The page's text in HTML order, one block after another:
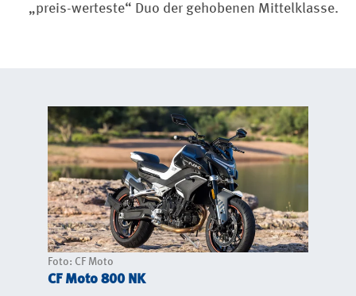
„preis-werteste“ Duo der gehobenen Mittelklasse.
Foto: CF Moto
CF Moto 800 NK